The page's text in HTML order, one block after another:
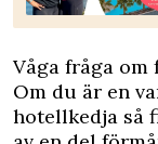
Våga fråga om
Om du är en
hotellkedja så